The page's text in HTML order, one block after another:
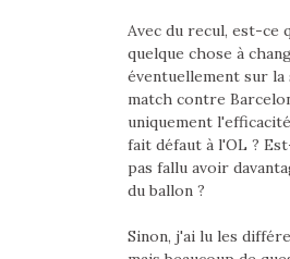
Avec du recul, est-ce
quelque chose à
éventuellement sur
match contre
uniquement
fait défaut à l'OL ?
pas fallu avoir
du ballon ?
Sinon, j'ai lu les